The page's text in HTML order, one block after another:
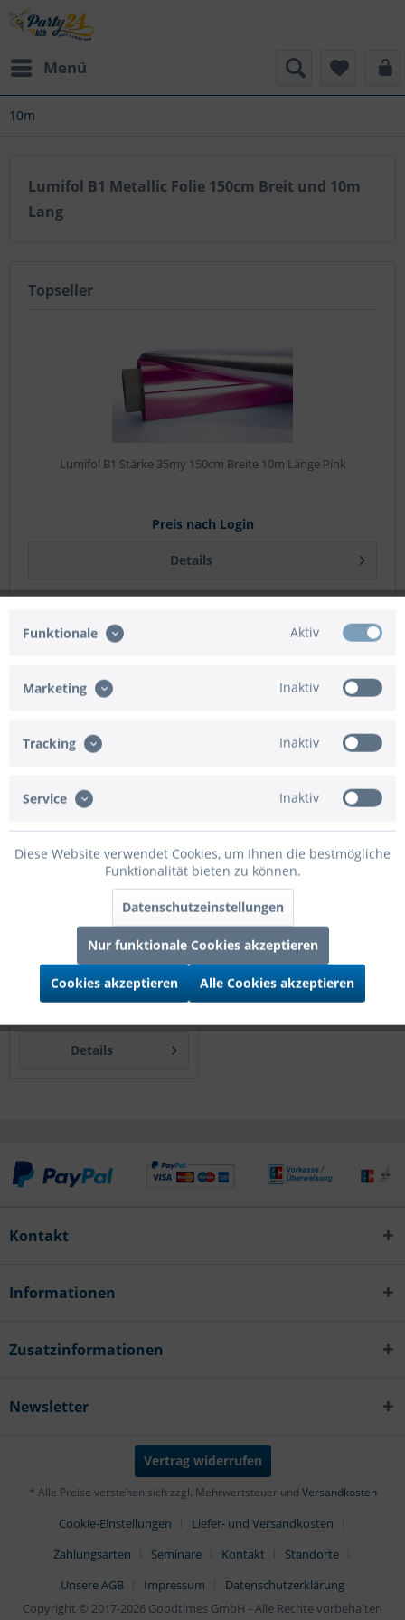
Menü
10m
Lumifol B1 Metallic Folie 150cm Breit und 10m
Lang
Topseller
Lumifol B1 Stärke 35my 150cm Breite 10m Länge Pink
Preis nach Login
Details
Filtern
Lumifol B1 Stärke 35my
Preis nach Login
Details
Kontakt
Informationen
Zusatzinformationen
Newsletter
Vertrag widerrufen
* Alle Preise verstehen sich zzgl. Mehrwertsteuer und Versandkosten
Cookie-Einstellungen
Liefer- und Versandkosten
Zahlungsarten
Seminare Kontakt
Standorte
Unsere AGB
Impressum
Datenschutzerklärung
Copyright © 2017-2026 Goodtimes GmbH - Alle Rechte vorbehalten
Funktionale Aktiv
Marketing Inaktiv
Tracking Inaktiv
Service Inaktiv
Diese Website verwendet Cookies, um Ihnen die bestmögliche
Funktionalität bieten zu können.
Datenschutzeinstellungen
Nur funktionale Cookies akzeptieren
Cookies akzeptieren Alle Cookies akzeptieren